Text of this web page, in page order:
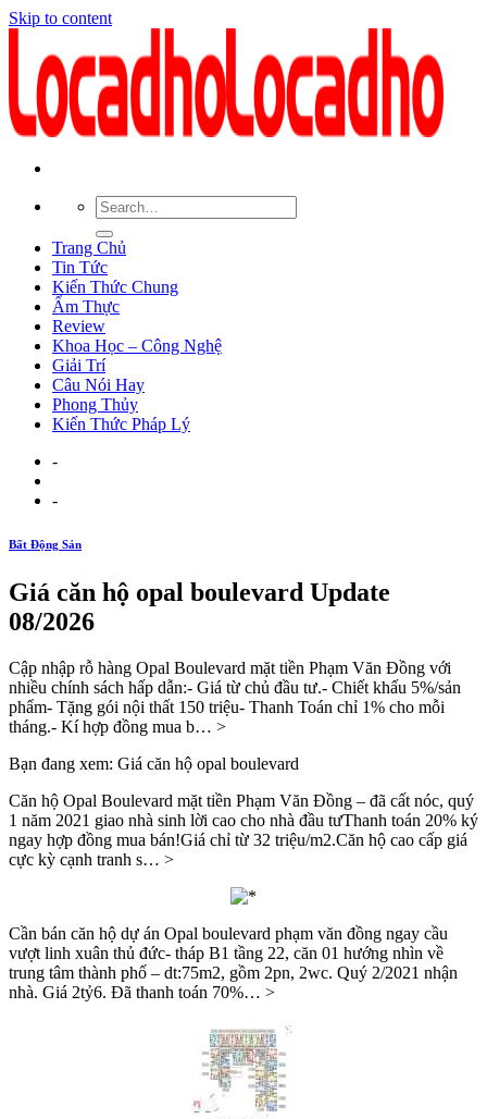
Skip to content
Trang Chủ
Tin Tức
Kiến Thức Chung
Ẩm Thực
Review
Khoa Học – Công Nghệ
Giải Trí
Câu Nói Hay
Phong Thủy
Kiến Thức Pháp Lý
-
-
Bất Động Sản
Giá căn hộ opal boulevard Update
08/2026
Cập nhập rỗ hàng Opal Boulevard mặt tiền Phạm Văn Đồng với
nhiều chính sách hấp dẫn:- Giá từ chủ đầu tư.- Chiết khấu 5%/sản
phẩm- Tặng gói nội thất 150 triệu- Thanh Toán chỉ 1% cho mỗi
tháng.- Kí hợp đồng mua b… >
Bạn đang xem: Giá căn hộ opal boulevard
Căn hộ Opal Boulevard mặt tiền Phạm Văn Đồng – đã cất nóc, quý
1 năm 2021 giao nhà sinh lời cao cho nhà đầu tưThanh toán 20% ký
ngay hợp đồng mua bán!Giá chỉ từ 32 triệu/m2.Căn hộ cao cấp giá
cực kỳ cạnh tranh s… >
Cần bán căn hộ dự án Opal boulevard phạm văn đồng ngay cầu
vượt linh xuân thủ đức- tháp B1 tầng 22, căn 01 hướng nhìn về
trung tâm thành phố – dt:75m2, gồm 2pn, 2wc. Quý 2/2021 nhận
nhà. Giá 2tỷ6. Đã thanh toán 70%… >